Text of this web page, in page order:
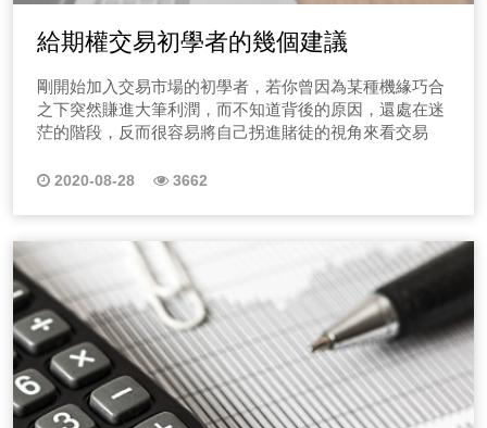
給期權交易初學者的幾個建議
剛開始加入交易市場的初學者，若你曾因為某種機緣巧合
之下突然賺進大筆利潤，而不知道背後的原因，還處在迷
茫的階段，反而很容易將自己拐進賭徒的視角來看交易
2020-08-28 3662